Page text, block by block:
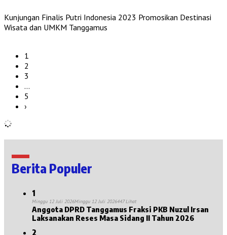
Kunjungan Finalis Putri Indonesia 2023 Promosikan Destinasi
Wisata dan UMKM Tanggamus
1
2
3
…
5
›
Berita Populer
1
Minggu 12 Juli 2026Minggu 12 Juli 2026447 Lihat
Anggota DPRD Tanggamus Fraksi PKB Nuzul Irsan
Laksanakan Reses Masa Sidang II Tahun 2026
2